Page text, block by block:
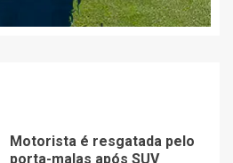
Motorista é resgatada pelo
porta-malas após SUV